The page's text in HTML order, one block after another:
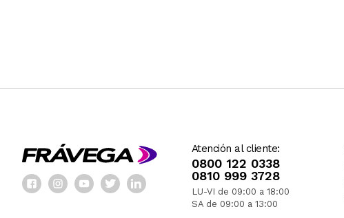
Atención al cliente:
0800 122 0338
0810 999 3728
LU-VI de 09:00 a 18:00
SA de 09:00 a 13:00